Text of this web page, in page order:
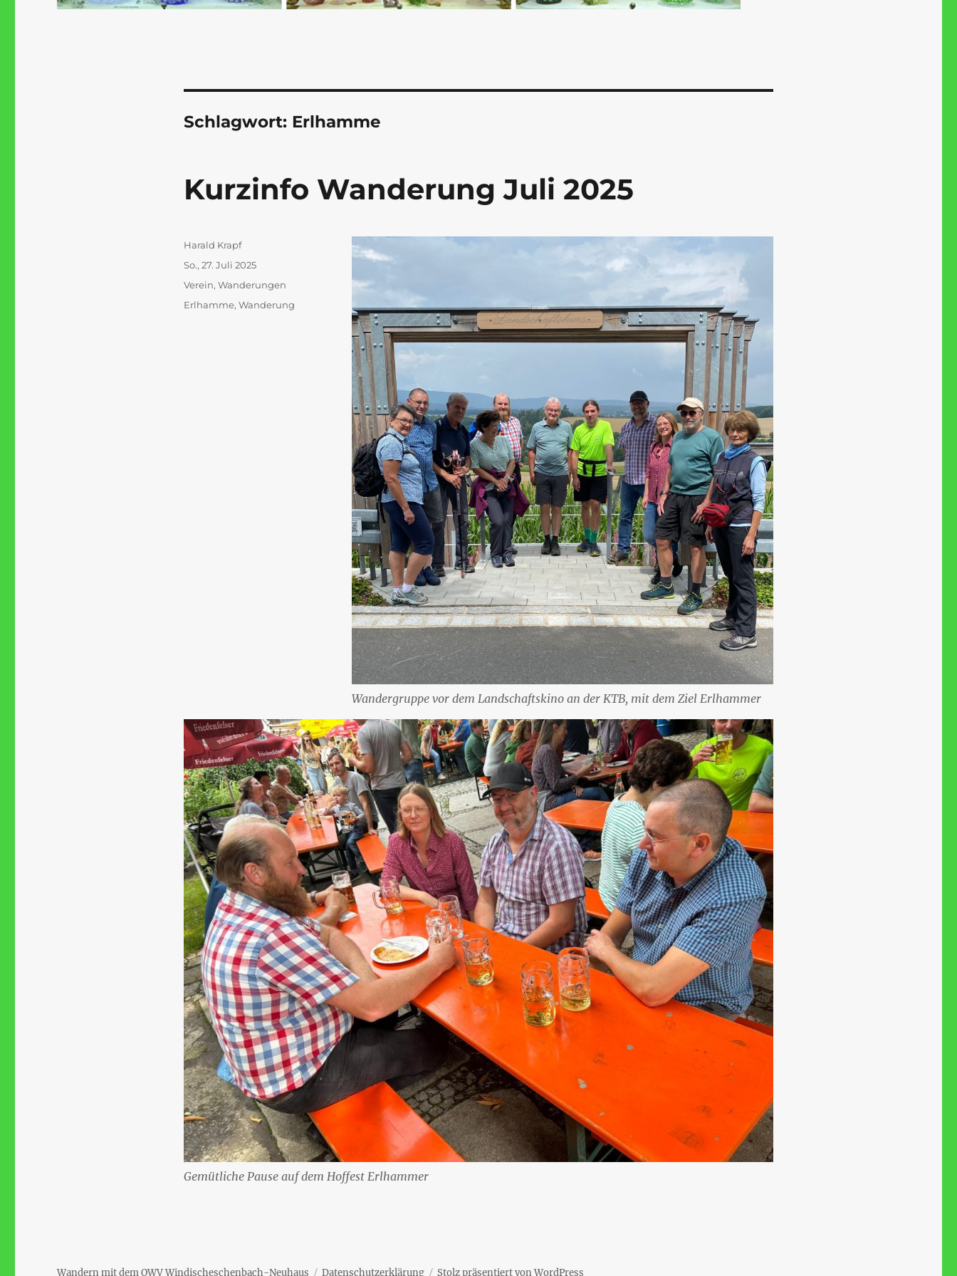
Schlagwort: Erlhamme
Kurzinfo Wanderung Juli 2025
Wandergruppe vor dem Landschaftskino an der KTB, mit dem Ziel Erlhammer
Gemütliche Pause auf dem Hoffest Erlhammer
Autor
Harald Krapf
Veröffentlicht
So., 27. Juli 2025
Kategorien
Verein, Wanderungen
Schlagwörter
Erlhamme, Wanderung
Wandern mit dem OWV Windischeschenbach-Neuhaus Datenschutzerklärung Stolz präsentiert von WordPress